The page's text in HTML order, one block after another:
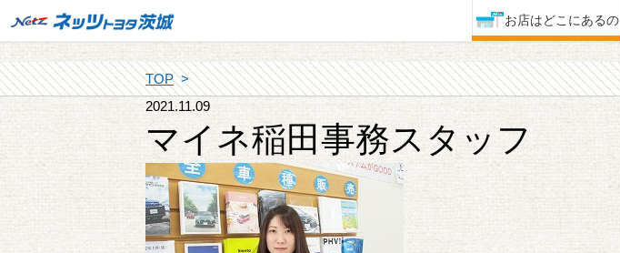
お店はどこにあるの
TOP
2021.11.09
マイネ稲田事務スタッフ